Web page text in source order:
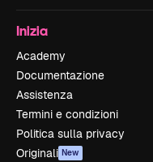
Inizia
Academy
Documentazione
Assistenza
Termini e condizioni
Politica sulla privacy
Originali New